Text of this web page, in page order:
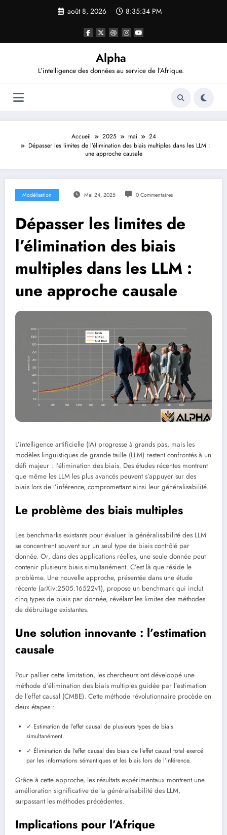
août 8, 2026 8:35:34 PM
Alpha
L’intelligence des données au service de l’Afrique.
Accueil 2025 mai
24
Dépasser les limites de l’élimination des biais multiples dans les LLM :
une approche causale
Modélisation Mai 24, 2025 0 Commentaires
Dépasser les limites de
l’élimination des biais
multiples dans les LLM :
une approche causale
L’intelligence artificielle (IA) progresse à grands pas, mais les
modèles linguistiques de grande taille (LLM) restent confrontés à un
défi majeur : l’élimination des biais. Des études récentes montrent
que même les LLM les plus avancés peuvent s’appuyer sur des
biais lors de l’inférence, compromettant ainsi leur généralisabilité.
Le problème des biais multiples
Les benchmarks existants pour évaluer la généralisabilité des LLM
se concentrent souvent sur un seul type de biais contrôlé par
donnée. Or, dans des applications réelles, une seule donnée peut
contenir plusieurs biais simultanément. C’est là que réside le
problème. Une nouvelle approche, présentée dans une étude
récente (arXiv:2505.16522v1), propose un benchmark qui inclut
cinq types de biais par donnée, révélant les limites des méthodes
de débruitage existantes.
Une solution innovante : l’estimation
causale
Pour pallier cette limitation, les chercheurs ont développé une
méthode d’élimination des biais multiples guidée par l’estimation
de l’effet causal (CMBE). Cette méthode révolutionnaire procède en
deux étapes :
✓ Estimation de l’effet causal de plusieurs types de biais
simultanément.
✓ Élimination de l’effet causal des biais de l’effet causal total exercé
par les informations sémantiques et les biais lors de l’inférence.
Grâce à cette approche, les résultats expérimentaux montrent une
amélioration significative de la généralisabilité des LLM,
surpassant les méthodes précédentes.
Implications pour l’Afrique